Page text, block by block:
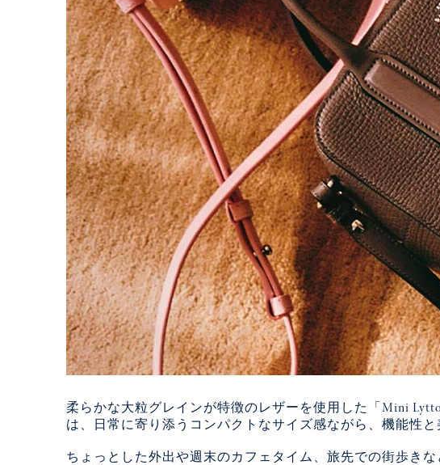
柔らかな大粒グレインが特徴のレザーを使用した「Mini
は、日常に寄り添うコンパクトなサイズ感ながら、機能性と
ちょっとした外出や週末のカフェタイム、旅先での街歩き